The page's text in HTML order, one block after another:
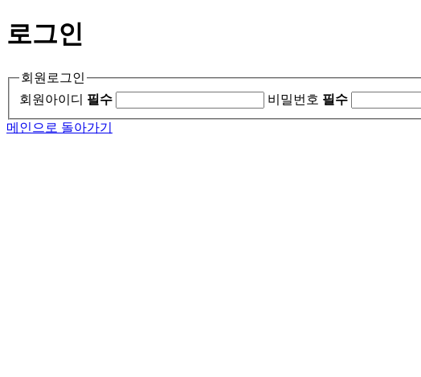
로그인
회원로그인
회원아이디 필수 비밀번호 필수
메인으로 돌아가기